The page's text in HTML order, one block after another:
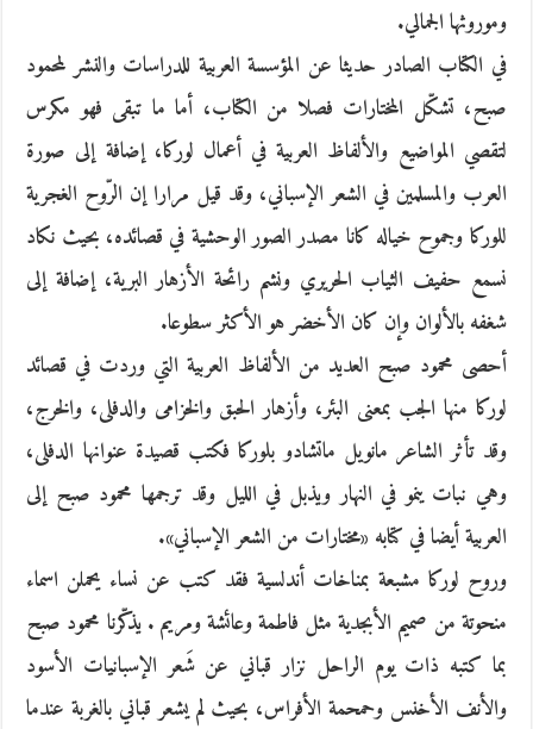
وموروثها الجمالي.
في الكتاب الصادر حديثا عن المؤسسة العربية للدراسات والنشر لمحمود
صبح، تشكّل المختارات فصلا من الكتاب، أما ما تبقى فهو مكرس
لتقصي المواضيع والألفاظ العربية في أعمال لوركا، إضافة إلى صورة
العرب والمسلمين في الشعر الإسباني، وقد قيل مرارا إن الرّوح الغجرية
للوركا وجموح خياله كانا مصدر الصور الوحشية في قصائده، بحيث نكاد
نسمع حفيف الثياب الحريري ونشم رائحة الأزهار البرية، إضافة إلى
شغفه بالألوان وإن كان الأخضر هو الأكثر سطوعا.
أحصى محمود صبح العديد من الألفاظ العربية التي وردت في قصائد
لوركا منها الجب بمعنى البئر، وأزهار الحبق والخزامى والدفلى، والخرج،
وقد تأثر الشاعر مانويل ماتشادو بلوركا فكتب قصيدة عنوانها الدفلى،
وهي نبات ينمو في النهار ويذبل في الليل وقد ترجمها محمود صبح إلى
العربية أيضا في كتابه «مختارات من الشعر الإسباني».
وروح لوركا مشبعة بمناخات أندلسية فقد كتب عن نساء يحملن اسماء
منحوتة من صميم الأبجدية مثل فاطمة وعائشة ومريم . يذكّرنا محمود صبح
بما كتبه ذات يوم الراحل نزار قباني عن شَعر الإسبانيات الأسود
والأنف الأخنس وحمحمة الأفراس، بحيث لم يشعر قباني بالغربة عندما